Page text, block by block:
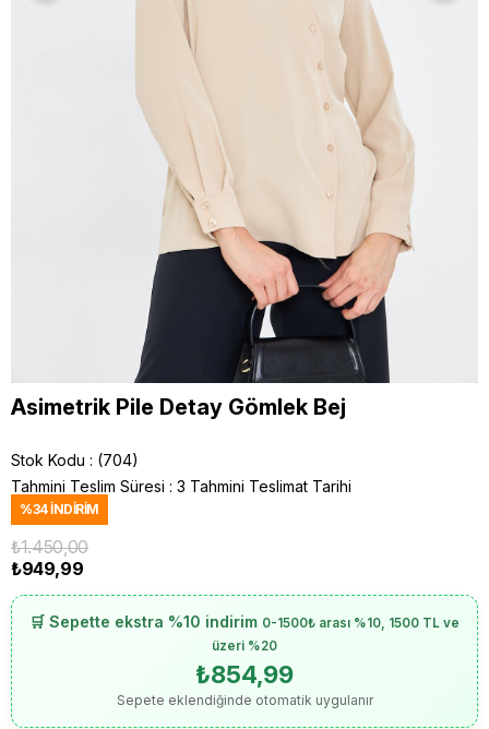
Asimetrik Pile Detay Gömlek Bej
Stok Kodu
(704)
Tahmini Teslim Süresi : 3 Tahmini Teslimat Tarihi
%34İNDIRIM
₺1.450,00
₺949,99
🛒 Sepette ekstra %10 indirim 0-1500₺ arası %10, 1500 TL ve
üzeri %20
₺854,99
Sepete eklendiğinde otomatik uygulanır